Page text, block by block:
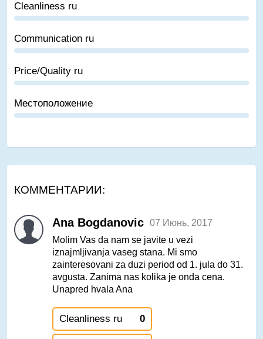
Cleanliness ru
Communication ru
Price/Quality ru
Местоположение
КОММЕНТАРИИ:
Ana Bogdanovic 07 Июнь, 2017
Molim Vas da nam se javite u vezi
iznajmljivanja vaseg stana. Mi smo
zainteresovani za duzi period od 1. jula do 31.
avgusta. Zanima nas kolika je onda cena.
Unapred hvala Ana
Cleanliness ru 0